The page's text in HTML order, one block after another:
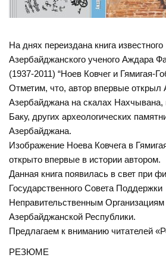
На днях переиздана книга известного
Азербайджанского ученого Аждара
(1937-2011) “Ноев Ковчег и Гямигая-
Отметим, что, автор впервые открыл
Азербайджана на скалах Нахчывана,
Баку, других археологических
Азербайджана.
Изображение Ноева Ковчега в
открыто впервые в истории автором.
Данная книга появилась в свет при
Государственного Совета Поддержки
Неправительственным
Азербайджанской Республики.
Предлагаем к вниманию читателей
РЕЗЮМЕ